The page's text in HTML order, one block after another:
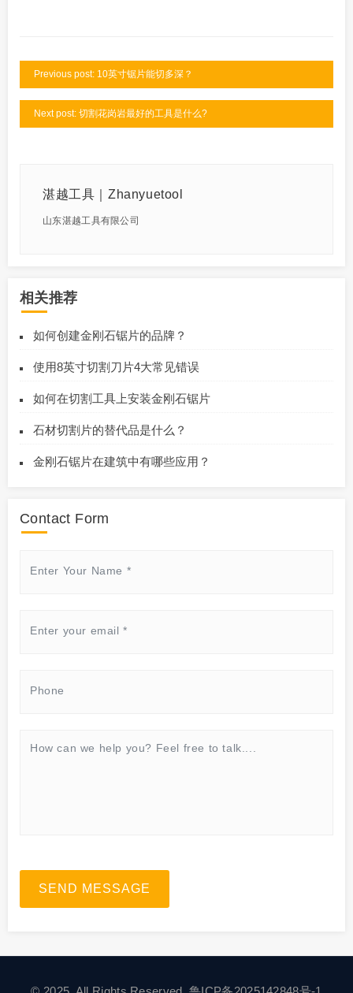
Previous post: 10英寸锯片能切多深？
Next post: 切割花岗岩最好的工具是什么?
湛越工具｜Zhanyuetool
山东湛越工具有限公司
相关推荐
如何创建金刚石锯片的品牌？
使用8英寸切割刀片4大常见错误
如何在切割工具上安装金刚石锯片
石材切割片的替代品是什么？
金刚石锯片在建筑中有哪些应用？
Contact Form
SEND MESSAGE